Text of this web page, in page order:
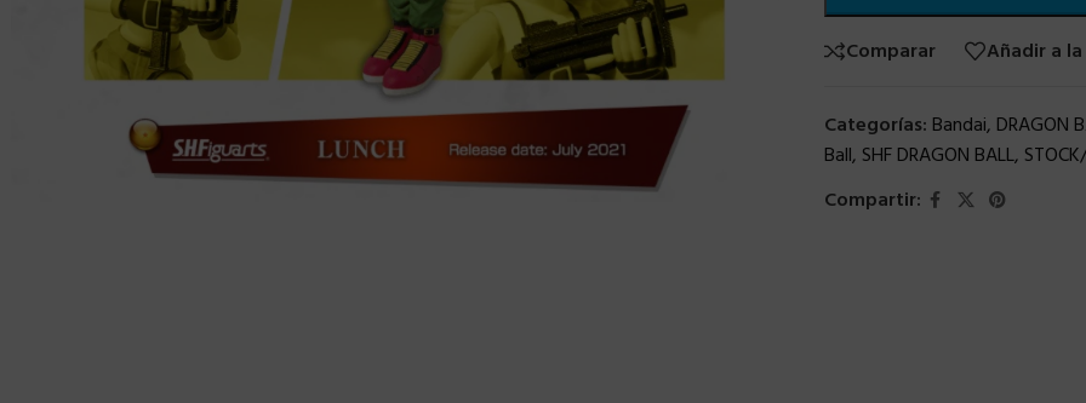
Comparar Añadir a
Categorías: Bandai, DRAGON
Ball, SHF DRAGON BALL,
Compartir: